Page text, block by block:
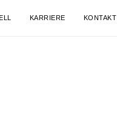
KARRIERE KONTAKT